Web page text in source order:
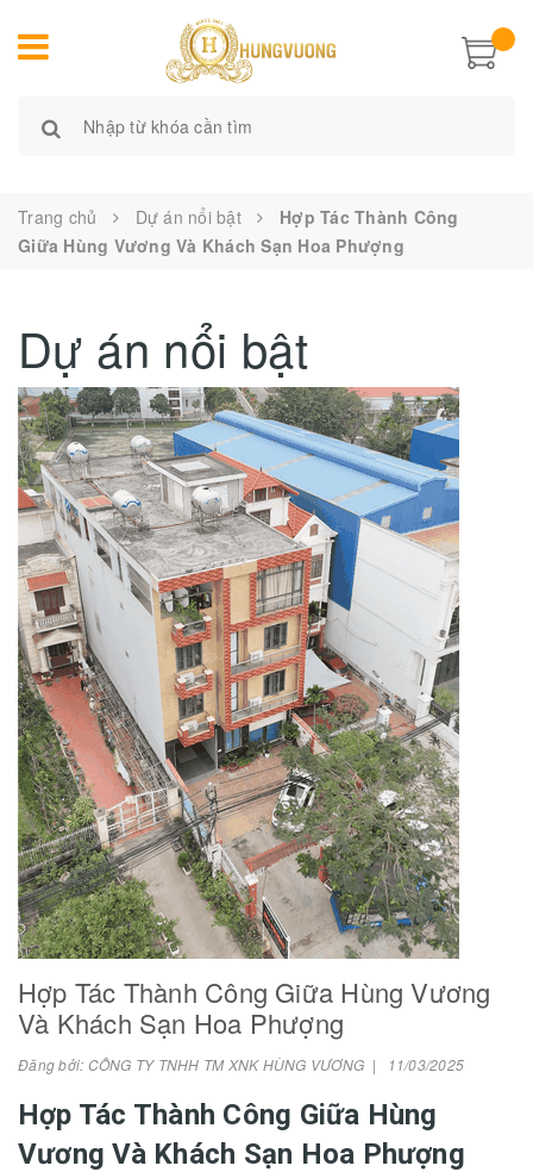
Trang chủ Dự án nổi bật
Hợp Tác Thành Công
Giữa Hùng Vương Và Khách Sạn Hoa Phượng
Dự án nổi bật
Hợp Tác Thành Công Giữa Hùng Vương
Và Khách Sạn Hoa Phượng
Đăng bởi: CÔNG TY TNHH TM XNK HÙNG VƯƠNG | 11/03/2025
Hợp Tác Thành Công Giữa Hùng
Vương Và Khách Sạn Hoa Phượng